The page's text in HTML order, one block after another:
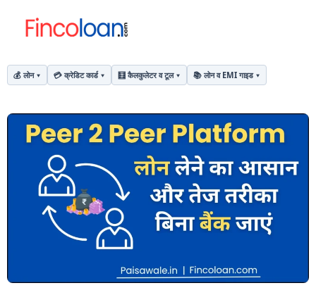
💰 लोन 💳 क्रेडिट कार्ड 🧮 कैलकुलेटर व टूल 📚 लोन व EMI गाइड